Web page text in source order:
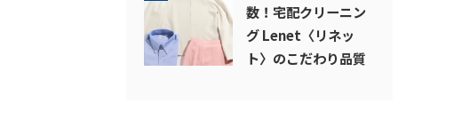
数！宅配クリーニン
グ Lenet〈リネッ
ト〉のこだわり品質